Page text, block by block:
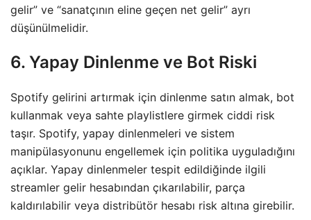
gelir” ve “sanatçının eline geçen net gelir” ayrı
düşünülmelidir.
6. Yapay Dinlenme ve Bot Riski
Spotify gelirini artırmak için dinlenme satın almak, bot
kullanmak veya sahte playlistlere girmek ciddi risk
taşır. Spotify, yapay dinlenmeleri ve sistem
manipülasyonunu engellemek için politika uyguladığını
açıklar. Yapay dinlenmeler tespit edildiğinde ilgili
streamler gelir hesabından çıkarılabilir, parça
kaldırılabilir veya distribütör hesabı risk altına girebilir.